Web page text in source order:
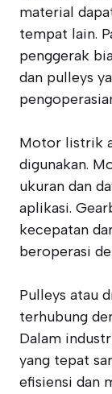
material
tempat lain.
penggerak
dan pulleys
Motor listrik
digunakan.
ukuran dan
aplikasi.
kecepatan
beroperasi
Pulleys atau
terhubung
Dalam
yang tepat
efisiensi dan